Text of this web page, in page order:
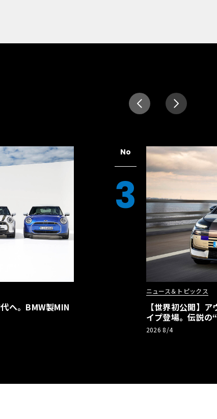
へ。BMW製MIN
No
3
ニュース＆トピックス
【世界初公開】
イプ登場。伝説の
リーBEVとして復
2026 8/4